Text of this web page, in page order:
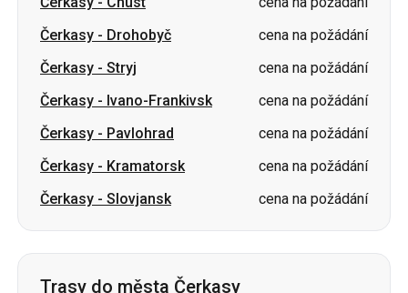
Čerkasy-Ivano-Frankivsk
cena na požádání
Čerkasy-Pavlohrad
cena na požádání
Čerkasy-Kramatorsk
cena na požádání
Čerkasy-Slovjansk cena na požádání
Trasy do města Čerkasy
Samar-Čerkasy
od 1975 UAH